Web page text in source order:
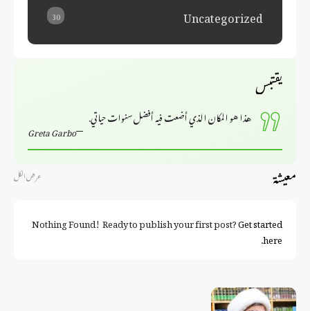
Uncategorized
30
يقتبس
هذا هو المكان الذي أضعت فيه أفضل سنوات حياتي.
Greta Garbo
معيشة عرض الكل
Nothing Found! Ready to publish your first post?Get started
here
.